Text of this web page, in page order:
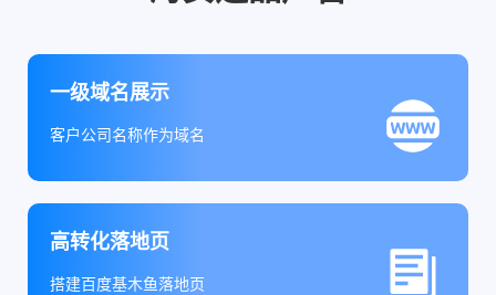
一级域名展示
客户公司名称作为域名
高转化落地页
搭建百度基木鱼落地页